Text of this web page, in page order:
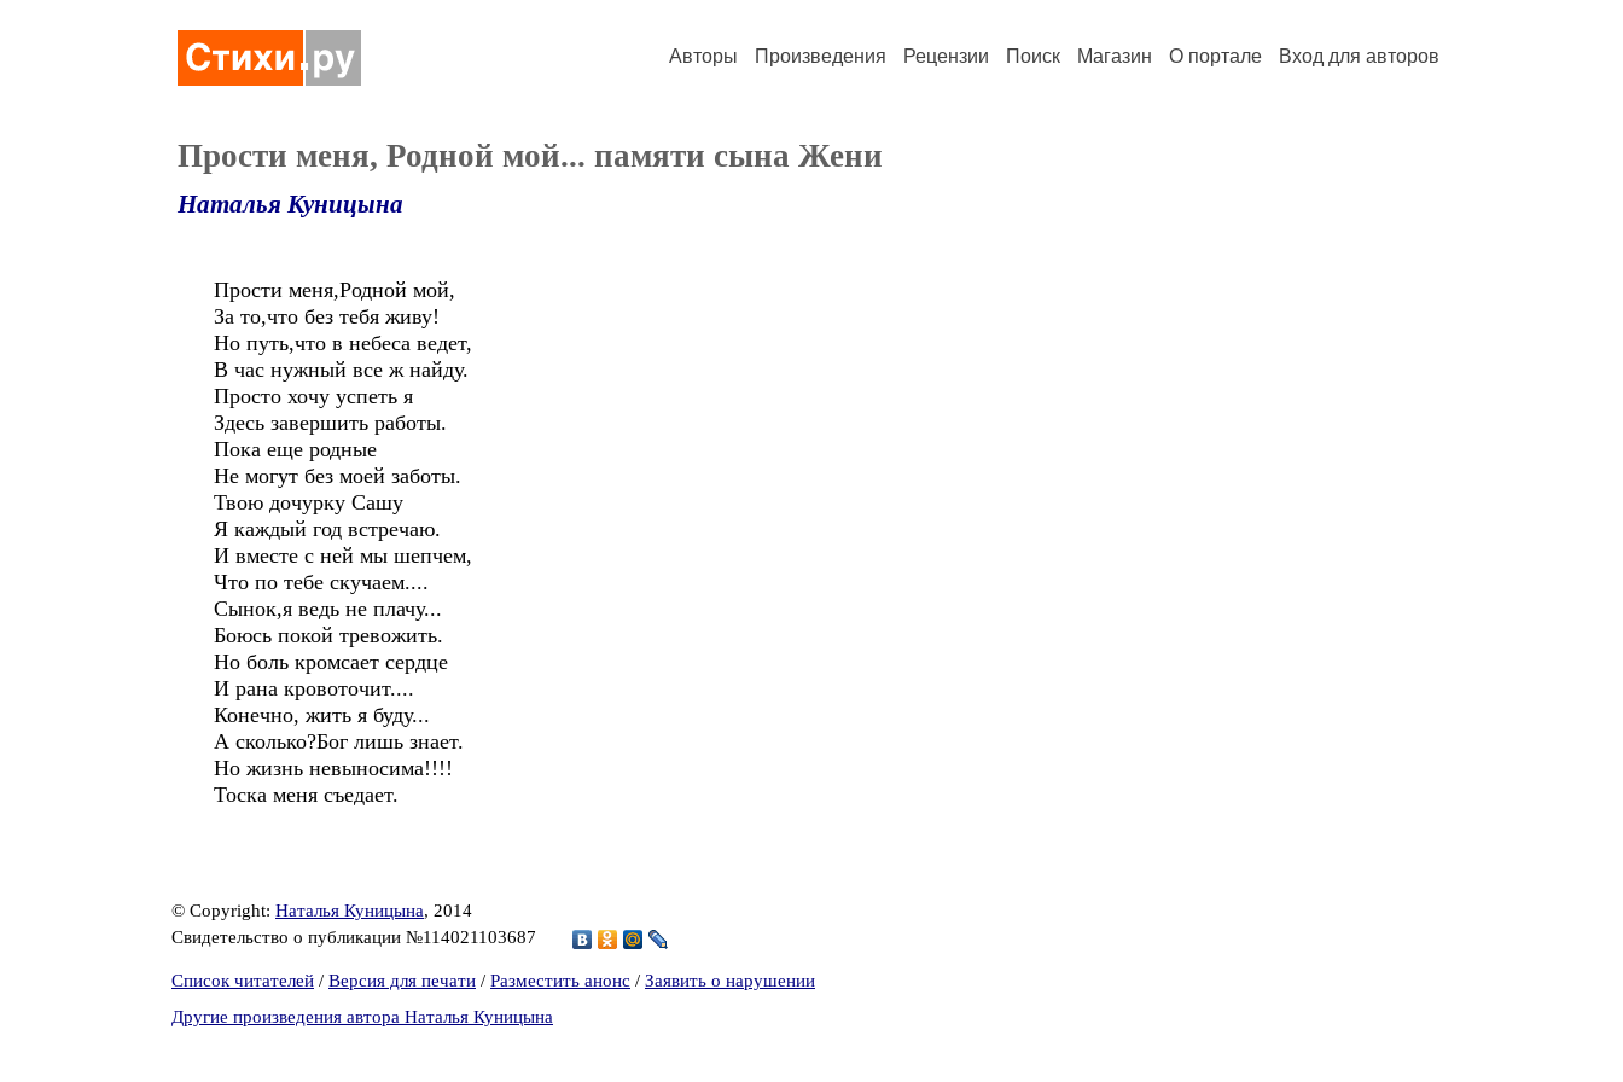
Авторы Произведения Рецензии Поиск Магазин О портале Вход для авторов
Прости меня, Родной мой... памяти сына Жени
Наталья Куницына
Прости меня,Родной мой,
За то,что без тебя живу!
Но путь,что в небеса ведет,
В час нужный все ж найду.
Просто хочу успеть я
Здесь завершить работы.
Пока еще родные
Не могут без моей заботы.
Твою дочурку Сашу
Я каждый год встречаю.
И вместе с ней мы шепчем,
Что по тебе скучаем....
Сынок,я ведь не плачу...
Боюсь покой тревожить.
Но боль кромсает сердце
И рана кровоточит....
Конечно, жить я буду...
А сколько?Бог лишь знает.
Но жизнь невыносима!!!!
Тоска меня съедает.
© Copyright: Наталья Куницына, 2014
Свидетельство о публикации №114021103687
Список читателей / Версия для печати / Разместить анонс / Заявить о нарушении
Другие произведения автора Наталья Куницына